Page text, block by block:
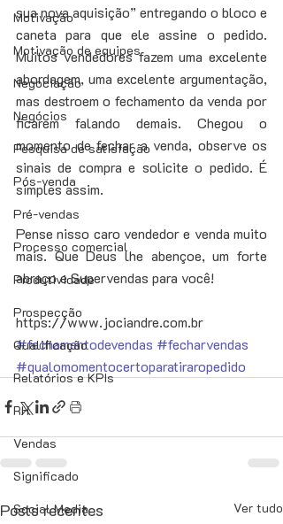
Motivação
Motivação de equipes
Negociação
Negócios
Pesquisa de satisfação
Pós-venda
Pré-vendas
Processo comercial
Produtividade
Prospecção
Qualificação
Relatórios e KPIs
RH
Vendas
Significado
Social Media
sua nova aquisição” entregando o bloco e
caneta para que ele assine o pedido.
Muitos vendedores fazem uma excelente
abordagem, uma excelente argumentação,
mas destroem o fechamento da venda por
ficarem falando demais. Chegou o
momento de fechar a venda, observe os
sinais de compra e solicite o pedido. É
simples assim.
Pense nisso caro vendedor e venda muito
mais. Que Deus lhe abençoe, um forte
abraço e Supervendas para você!
https://www.jociandre.com.br
#fechamentodevendas #fecharvendas
#qualomomentocertoparatiraropedido
Posts recentes Ver tudo